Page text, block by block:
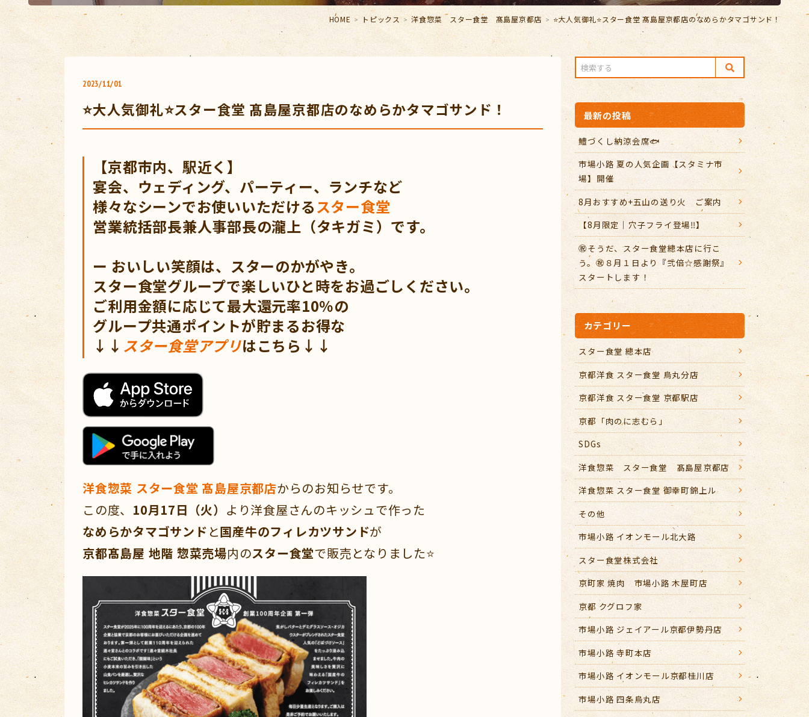
HOME トピックス 洋食惣菜 スター食堂 髙島屋京都店 ⭐大人気御礼⭐スター食堂 髙島屋京都店のなめらかタマゴサンド！
2023/11/01
⭐大人気御礼⭐スター食堂 髙島屋京都店のなめらかタマゴサンド！
【京都市内、駅近く】
宴会、ウェディング、パーティー、ランチなど
様々なシーンでお使いいただけるスター食堂
営業統括部長兼人事部長の瀧上（タキガミ）です。
ー おいしい笑顔は、スターのかがやき。
スター食堂グループで楽しいひと時をお過ごしください。
ご利用金額に応じて最大還元率10％の
グループ共通ポイントが貯まるお得な
↓↓ スター食堂アプリはこちら↓↓
洋食惣菜 スター食堂 髙島屋京都店からのお知らせです。
この度、 10月17日（火） より洋食屋さんのキッシュで作った
なめらかタマゴサンド と国産牛のフィレカツサンドが
京都髙島屋 地階 惣菜売場内のスター食堂で販売となりました⭐
最新の投稿
鱧づくし納涼会席🐟
市場小路 夏の人気企画【スタミナ市
場】開催
8月おすすめ+五山の送り火 ご案内
【8月限定｜穴子フライ登場‼️】
㊗️そうだ、スター食堂總本店に行こ
う。㊗️８月１日より『弐倍☆感謝祭』
スタートします！
カテゴリー
スター食堂 總本店
京都洋食 スター食堂 烏丸分店
京都洋食 スター食堂 京都駅店
京都「肉のに志むら」
SDGs
洋食惣菜 スター食堂 髙島屋京都店
洋食惣菜 スター食堂 御幸町錦上ル
その他
市場小路 イオンモール北大路
スター食堂株式会社
京町家 焼肉 市場小路 木屋町店
京都 クグロフ家
市場小路 ジェイアール京都伊勢丹店
市場小路 寺町本店
市場小路 イオンモール京都桂川店
市場小路 四条烏丸店